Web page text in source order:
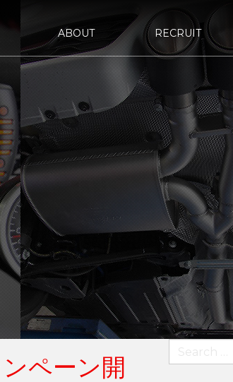
ABOUT RECRUIT
車費用bond yahoo! ショッピング
bond OMIYA
bond Plus
bond Germany
会社概要 沿革 古物営業法に基づ
ペーン開
Search
for: